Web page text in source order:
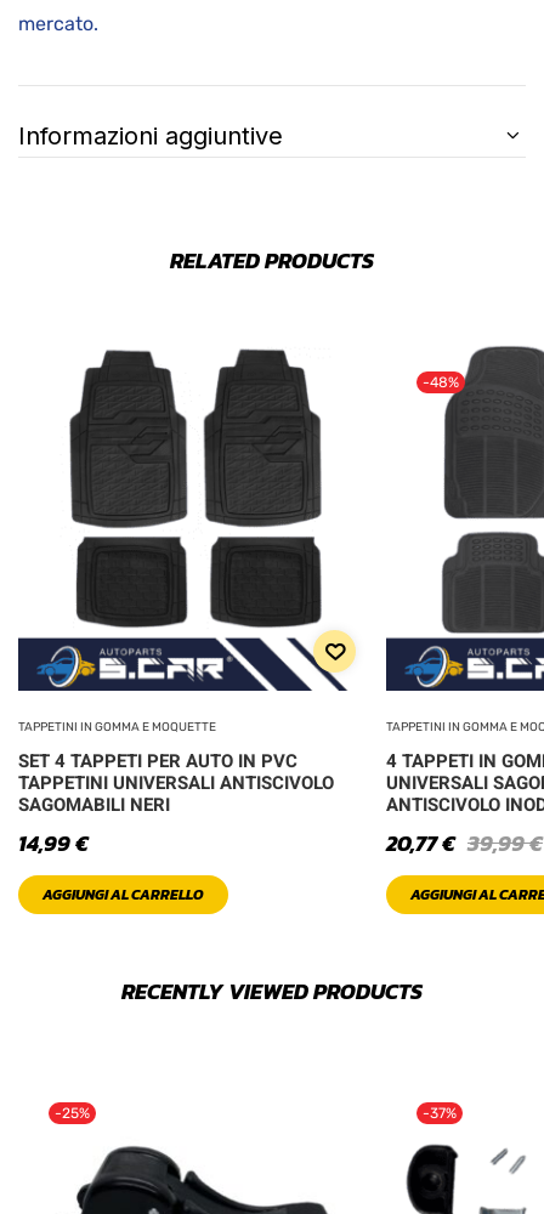
mercato.
Informazioni aggiuntive
RELATED PRODUCTS
TAPPETINI IN GOMMA E MOQUETTE
SET 4 TAPPETI PER AUTO IN PVC
TAPPETINI UNIVERSALI ANTISCIVOLO
SAGOMABILI NERI
14,99€
AGGIUNGI AL CARRELLO
-48%
TAPPETINI IN GOMMA E
4 TAPPETI IN
UNIVERSALI
ANTISCIVOLO
39,99€
20,77€
AGGIUNGI AL
RECENTLY VIEWED PRODUCTS
-25% -37%